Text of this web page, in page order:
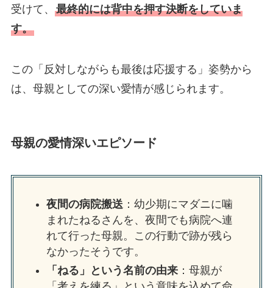
受けて、 最終的には背中を押す決断をしていま
す。
この「反対しながらも最後は応援する」姿勢から
は、母親としての深い愛情が感じられます。
母親の愛情深いエピソード
夜間の病院搬送：幼少期にマダニに噛
まれたねるさんを、夜間でも病院へ連
れて行った母親。この行動で跡が残ら
なかったそうです。
「ねる」という名前の由来：母親が